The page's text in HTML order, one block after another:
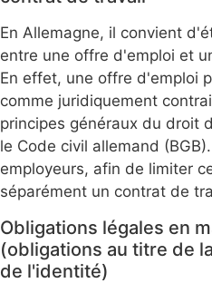
En Allemagne, il convient
entre une offre d'emploi et
En effet, une offre d'emploi
comme juridiquement
principes généraux du droit
le Code civil allemand
employeurs, afin de limiter
séparément un contrat de
Obligations légales en
(obligations au titre de
de l'identité)